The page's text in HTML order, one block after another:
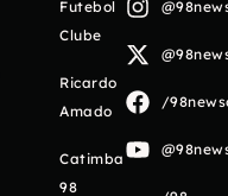
Futebol
Clube
Ricardo
Amado
Catimba
98
/